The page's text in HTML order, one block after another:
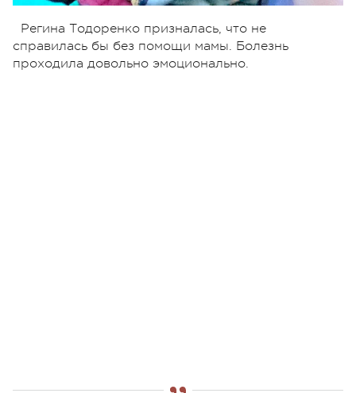
Регина Тодоренко призналась, что не
справилась бы без помощи мамы. Болезнь
проходила довольно эмоционально.